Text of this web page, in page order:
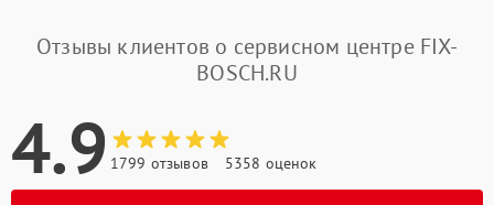
Отзывы клиентов о сервисном центре FIX-
BOSCH.RU
4.9 1799 отзывов 5358 оценок